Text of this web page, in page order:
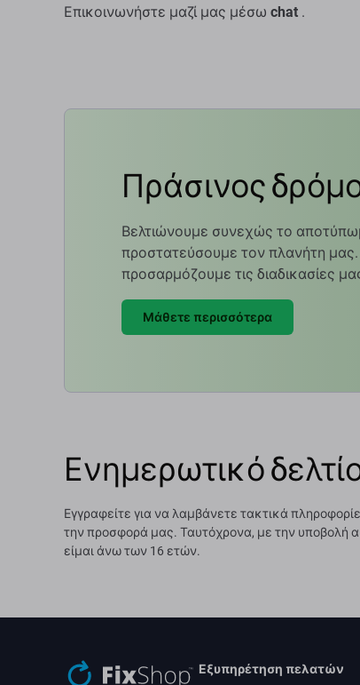
Επικοινωνήστε μαζί μας μέσω chat .
Πράσινος
Βελτιώνουμε συνεχώς το
προστατεύσουμε τον πλανήτη
προσαρμόζουμε τις διαδικασίες
Μάθετε περισσότερα
Ενημερωτικό
Εγγραφείτε για να λαμβάνετε τακτικά
την προσφορά μας. Ταυτόχρονα, με την υποβολή
είμαι άνω των 16 ετών.
Εξυπηρέτηση πελατών